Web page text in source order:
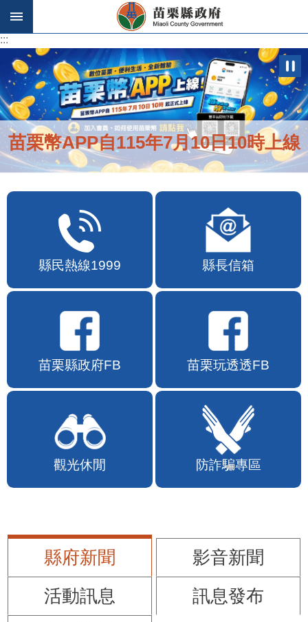
跳到主要內容區塊
:::
苗栗幣APP自115年7月10日10時上線
縣民熱線1999 縣長信箱
苗栗縣政府FB 苗栗玩透透FB
觀光休閒 防詐騙專區
縣府新聞
影音新聞
活動訊息
訊息發布